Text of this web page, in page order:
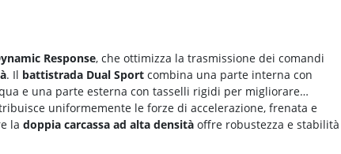
Response, che ottimizza la trasmissione dei comandi
. Il battistrada Dual Sport combina una parte interna con
e una parte esterna con tasselli rigidi per migliorare
uniformemente le forze di accelerazione, frenata e
la doppia carcassa ad alta densità offre robustezza e stabilità